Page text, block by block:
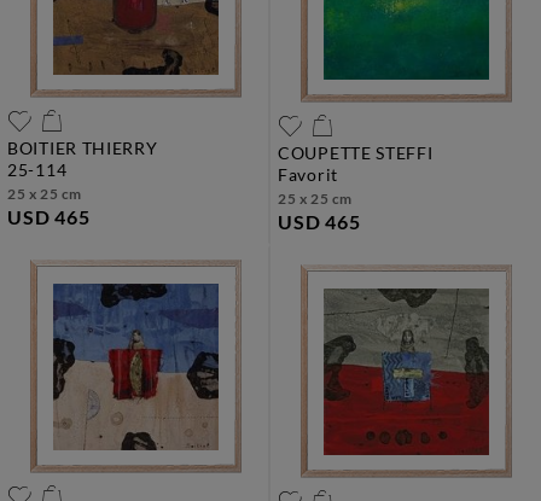
BOITIER THIERRY
25-114
25 x 25 cm
USD 465
COUPETTE STEFFI
favorit
25 x 25 cm
USD 465